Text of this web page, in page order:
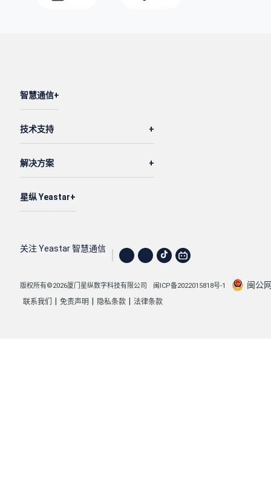
智慧通信
技术支持
解决方案
星纵 Yeastar
关注 Yeastar 智慧通信
版权所有©2026厦门星纵数字科技有限公司 闽ICP备2022015818号-1 闽公
联系我们 免责声明 隐私条款 法律条款